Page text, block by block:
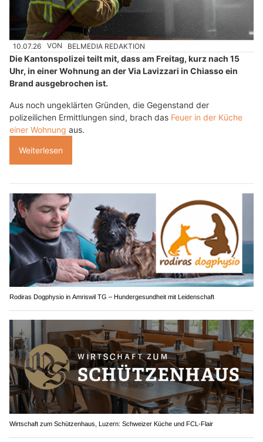
10.07.26 VON BELMEDIA REDAKTION
Die Kantonspolizei teilt mit, dass am Freitag, kurz nach 15
Uhr, in einer Wohnung an der Via Lavizzari in Chiasso ein
Brand ausgebrochen ist.
Aus noch ungeklärten Gründen, die Gegenstand der
polizeilichen Ermittlungen sind, brach das Feuer in der Küche
einer Wohnung aus.
Weiterlesen
Rodiras Dogphysio in Amriswil TG – Hundergesundheit mit Leidenschaft
Wirtschaft zum Schützenhaus, Luzern: Schweizer Küche und FCL-Flair